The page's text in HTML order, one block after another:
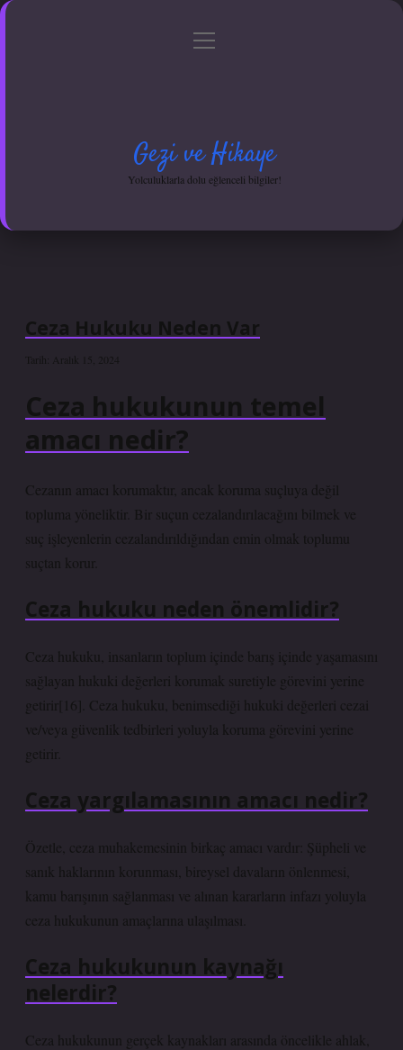
Gizlilik Politikası
menüyü
Gezi ve Hikaye
Yolculuklarla dolu eğlenceli bilgiler!
Ceza Hukuku Neden Var
Tarih: Aralık 15, 2024
Ceza hukukunun temel
amacı nedir?
Cezanın amacı korumaktır, ancak koruma suçluya değil
topluma yöneliktir. Bir suçun cezalandırılacağını bilmek ve
suç işleyenlerin cezalandırıldığından emin olmak toplumu
suçtan korur.
Ceza hukuku neden önemlidir?
Ceza hukuku, insanların toplum içinde barış içinde yaşamasını
sağlayan hukuki değerleri korumak suretiyle görevini yerine
getirir[16]. Ceza hukuku, benimsediği hukuki değerleri cezai
ve/veya güvenlik tedbirleri yoluyla koruma görevini yerine
getirir.
Ceza yargılamasının amacı nedir?
Özetle, ceza muhakemesinin birkaç amacı vardır: Şüpheli ve
sanık haklarının korunması, bireysel davaların önlenmesi,
kamu barışının sağlanması ve alınan kararların infazı yoluyla
ceza hukukunun amaçlarına ulaşılması.
Ceza hukukunun kaynağı
nelerdir?
Ceza hukukunun gerçek kaynakları arasında öncelikle ahlak,